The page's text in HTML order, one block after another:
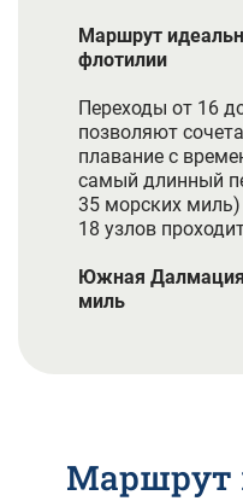
Маршрут
флотилии
Переходы от 16
позволяют
плавание с
самый длинный
35 морских
18 узлов
Южная Далмация
миль
Маршрут